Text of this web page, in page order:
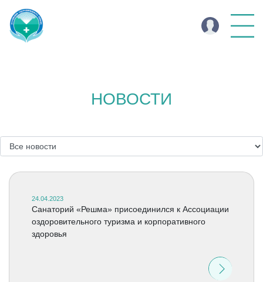
НОВОСТИ
24.04.2023
Санаторий «Решма» присоединился к Ассоциации
оздоровительного туризма и корпоративного
здоровья